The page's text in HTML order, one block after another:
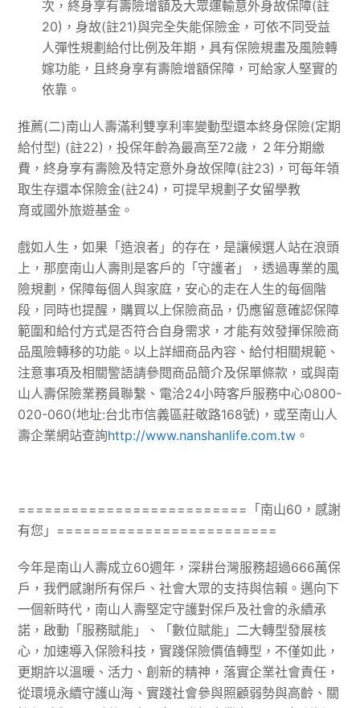
次，終身享有壽險增額及大眾運輸意外身故保障(註
20)，身故(註21)與完全失能保險金，可依不同受益
人彈性規劃給付比例及年期，具有保險規畫及風險轉
嫁功能，且終身享有壽險增額保障，可給家人堅實的
依靠。
推薦(二)南山人壽滿利雙享利率變動型還本終身保險(定期
給付型) (註22)，投保年齡為最高至72歲，２年分期繳
費，終身享有壽險及特定意外身故保障(註23)，可每年領
取生存還本保險金(註24)，可提早規劃子女留學教
育或國外旅遊基金。
戲如人生，如果「造浪者」的存在，是讓候選人站在浪頭
上，那麼南山人壽則是客戶的「守護者」，透過專業的風
險規劃，保障每個人與家庭，安心的走在人生的每個階
段，同時也提醒，購買以上保險商品，仍應留意確認保障
範圍和給付方式是否符合自身需求，才能有效發揮保險商
品風險轉移的功能。以上詳細商品內容、給付相關規範、
注意事項及相關警語請參閱商品簡介及保單條款，或與南
山人壽保險業務員聯繫、電洽24小時客戶服務中心0800-
020-060(地址:台北市信義區莊敬路168號)，或至南山人
壽企業網站查詢http://www.nanshanlife.com.tw 。
==========================「南山60，感謝
有您」=========================
今年是南山人壽成立60週年，深耕台灣服務超過666萬保
戶，我們感謝所有保戶、社會大眾的支持與信賴。邁向下
一個新時代，南山人壽堅定守護對保戶及社會的永續承
諾，啟動「服務賦能」、「數位賦能」二大轉型發展核
心，加速導入保險科技，實踐保險價值轉型，不僅如此，
更期許以溫暖、活力、創新的精神，落實企業社會責任，
從環境永續守護山海、實踐社會參與照顧弱勢與高齡、關